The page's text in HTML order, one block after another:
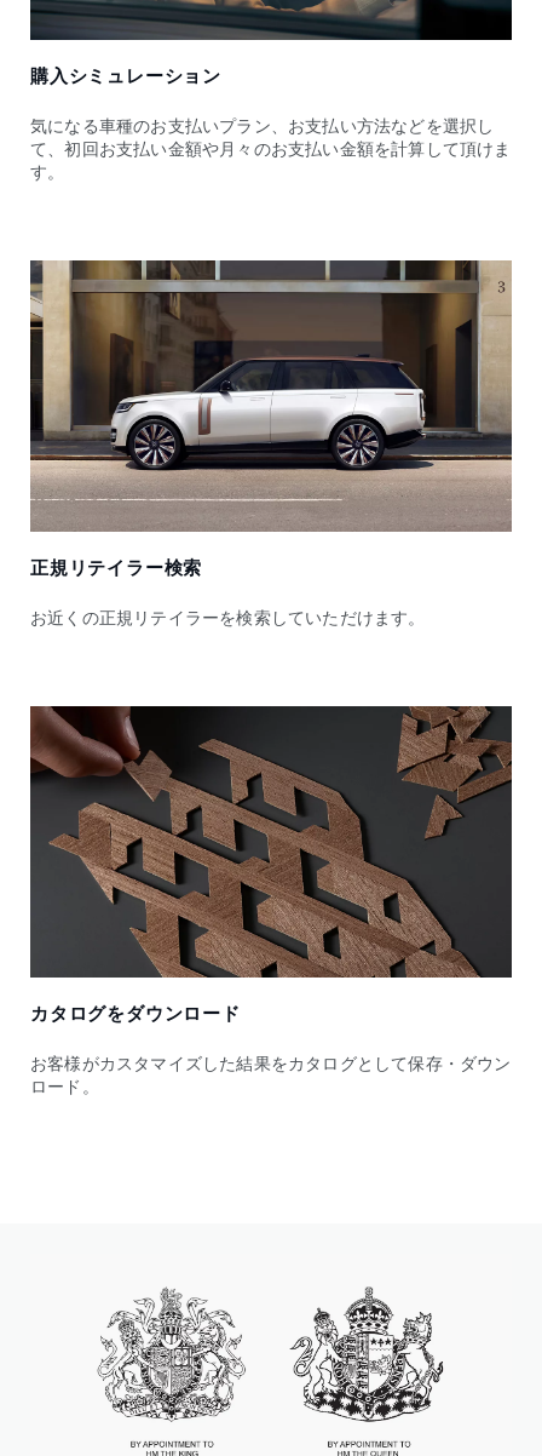
購入シミュレーション
気になる車種のお支払いプラン、お支払い方法などを選択し
て、初回お支払い金額や月々のお支払い金額を計算して頂けま
す。
正規リテイラー検索
お近くの正規リテイラーを検索していただけます。
カタログをダウンロード
お客様がカスタマイズした結果をカタログとして保存・ダウン
ロード。